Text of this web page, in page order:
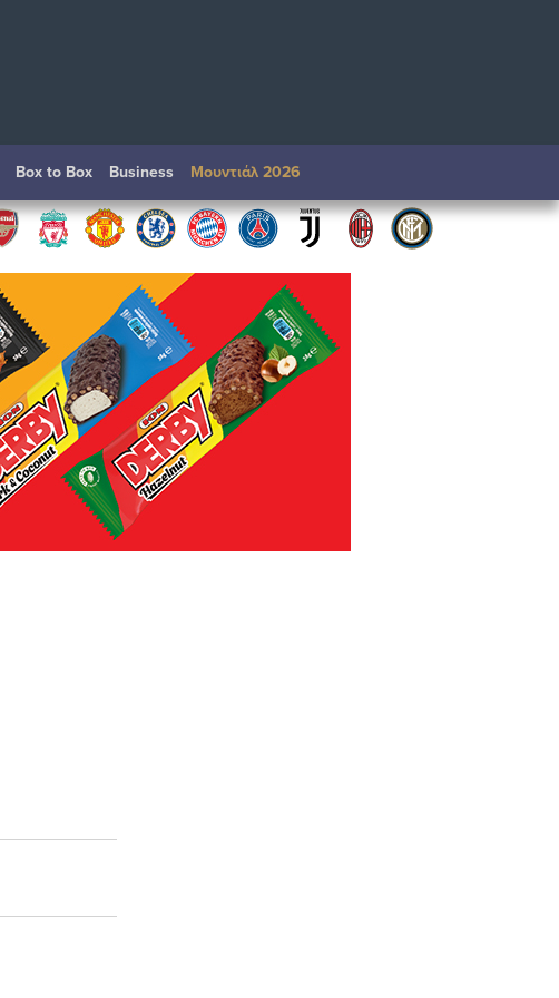
Box to Box Βusiness Μουντιάλ 2026